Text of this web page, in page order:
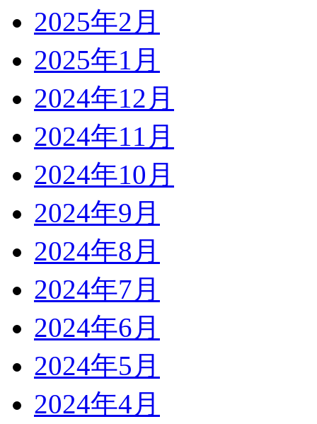
2025年2月
2025年1月
2024年12月
2024年11月
2024年10月
2024年9月
2024年8月
2024年7月
2024年6月
2024年5月
2024年4月